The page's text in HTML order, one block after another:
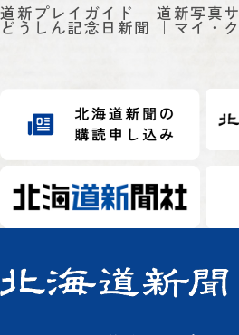
道新プレイガイド 道新写真
どうしん記念日新聞 マイ・